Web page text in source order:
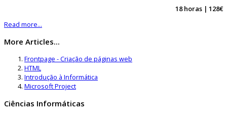
18 horas | 128€
Read more...
More Articles...
Frontpage - Criação de páginas web
HTML
Introdução à Informática
Microsoft Project
Ciências Informáticas